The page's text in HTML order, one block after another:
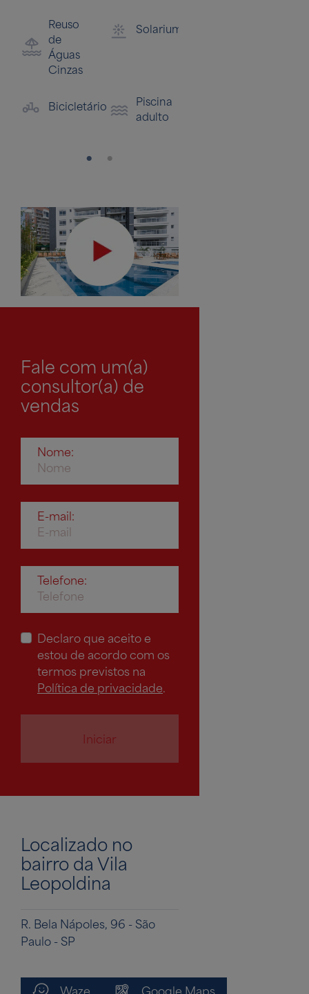
Reuso
de
Águas
Cinzas
Solarium
Bicicletário
Piscina
adulto
Fale com um(a)
consultor(a) de
vendas
Nome:
E-mail:
Telefone:
Declaro que aceito e
estou de acordo com os
termos previstos na
Política de privacidade.
Iniciar
Localizado no
bairro da Vila
Leopoldina
R. Bela Nápoles, 96 - São
Paulo - SP
Waze Google Maps